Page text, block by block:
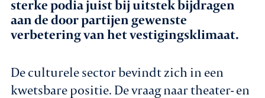
Contact
sterke podia juist bij uitstek bijdragen
aan de door partijen gewenste
verbetering van het vestigingsklimaat.
De culturele sector bevindt zich in een
kwetsbare positie. De vraag naar theater- en